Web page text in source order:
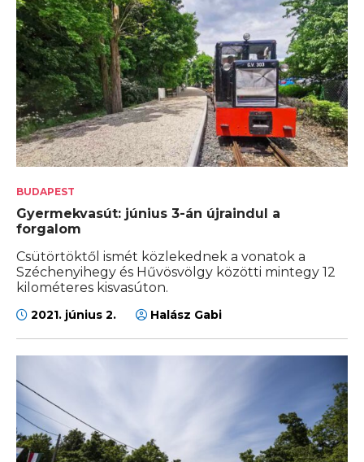
BUDAPEST
Gyermekvasút: június 3-án újraindul a
forgalom
Csütörtöktől ismét közlekednek a vonatok a
Széchenyihegy és Hűvösvölgy közötti mintegy 12
kilométeres kisvasúton.
2021. június 2. Halász Gabi